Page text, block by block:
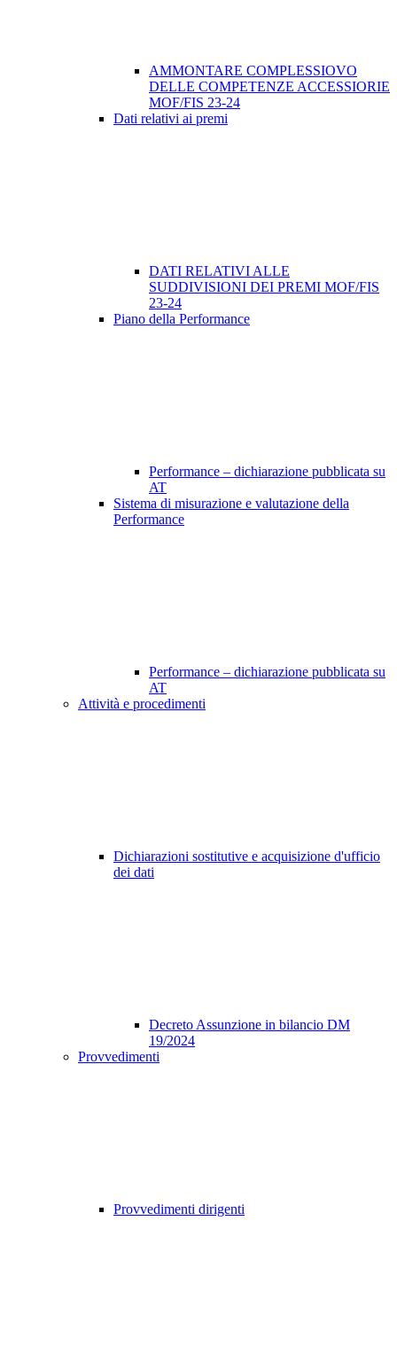
AMMONTARE COMPLESSIOVO
DELLE COMPETENZE ACCESSIORIE
MOF/FIS 23-24
Dati relativi ai premi
DATI RELATIVI ALLE
SUDDIVISIONI DEI PREMI MOF/FIS
23-24
Piano della Performance
Performance – dichiarazione pubblicata su
AT
Sistema di misurazione e valutazione della
Performance
Performance – dichiarazione pubblicata su
AT
Attività e procedimenti
Dichiarazioni sostitutive e acquisizione d'ufficio
dei dati
Decreto Assunzione in bilancio DM
19/2024
Provvedimenti
Provvedimenti dirigenti